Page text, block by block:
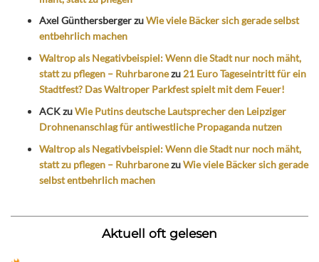
Axel GünthersbergerzuWie viele Bäcker sich gerade selbst
entbehrlich machen
Waltrop als Negativbeispiel: Wenn die Stadt nur noch mäht,
statt zu pflegen – Ruhrbaronezu 21 Euro Tageseintritt für ein
Stadtfest? Das Waltroper Parkfest spielt mit dem Feuer!
ACKzuWie Putins deutsche Lautsprecher den Leipziger
Drohnenanschlag für antiwestliche Propaganda nutzen
Waltrop als Negativbeispiel: Wenn die Stadt nur noch mäht,
statt zu pflegen – RuhrbaronezuWie viele Bäcker sich gerade
selbst entbehrlich machen
Aktuell oft gelesen